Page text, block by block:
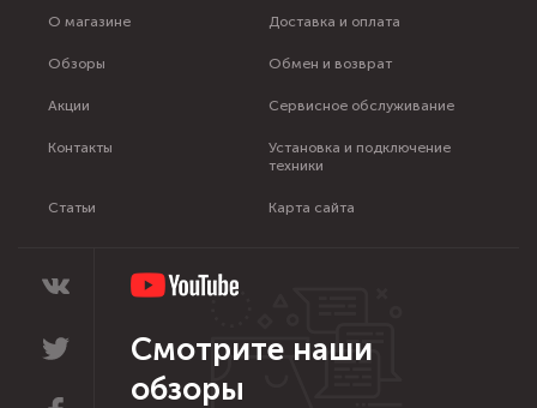
О магазине Доставка и оплата
Обзоры Обмен и возврат
Акции Сервисное обслуживание
Контакты
Установка и подключение
техники
Статьи Карта сайта
Смотрите наши
обзоры